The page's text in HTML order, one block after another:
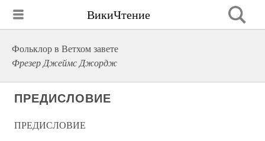
ВикиЧтение
Фольклор в Ветхом завете
Фрезер Джеймс Джордж
ПРЕДИСЛОВИЕ
ПРЕДИСЛОВИЕ